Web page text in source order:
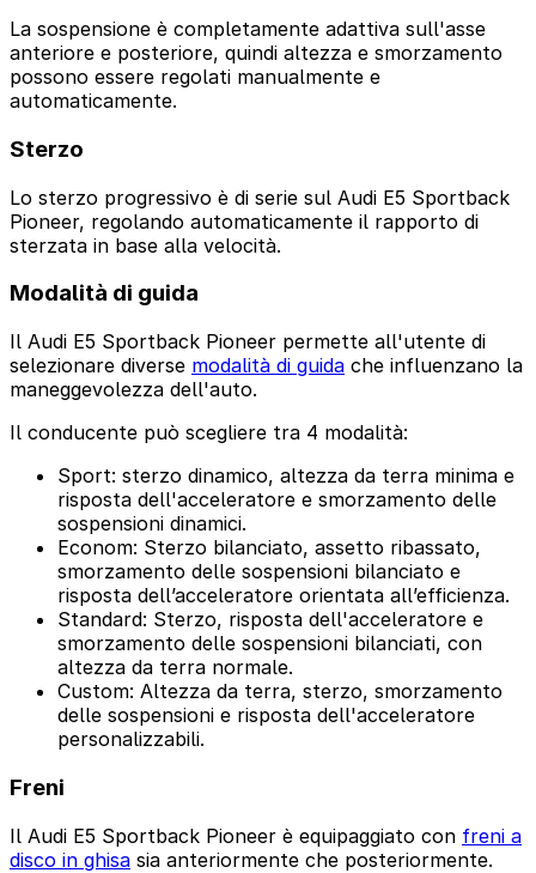
La sospensione è completamente adattiva sull'asse
anteriore e posteriore, quindi altezza e smorzamento
possono essere regolati manualmente e
automaticamente.
Sterzo
Lo sterzo progressivo è di serie sul Audi E5 Sportback
Pioneer, regolando automaticamente il rapporto di
sterzata in base alla velocità.
Modalità di guida
Il Audi E5 Sportback Pioneer permette all'utente di
selezionare diverse modalità di guida che influenzano la
maneggevolezza dell'auto.
Il conducente può scegliere tra 4 modalità:
Sport: sterzo dinamico, altezza da terra minima e
risposta dell'acceleratore e smorzamento delle
sospensioni dinamici.
Econom: Sterzo bilanciato, assetto ribassato,
smorzamento delle sospensioni bilanciato e
risposta dell’acceleratore orientata all’efficienza.
Standard: Sterzo, risposta dell'acceleratore e
smorzamento delle sospensioni bilanciati, con
altezza da terra normale.
Custom: Altezza da terra, sterzo, smorzamento
delle sospensioni e risposta dell'acceleratore
personalizzabili.
Freni
Il Audi E5 Sportback Pioneer è equipaggiato con freni a
disco in ghisa sia anteriormente che posteriormente.